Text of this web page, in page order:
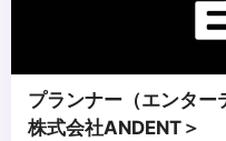
プランナー（エンター
株式会社ANDENT＞